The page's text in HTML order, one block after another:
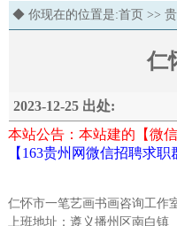
◆ 你现在的位置是:首页 >>
仁
2023-12-25 出处:
本站公告：本站建的【微
【163贵州网微信招聘求
仁怀市一笔艺画书画咨询工作
上班地址：遵义播州区南白镇